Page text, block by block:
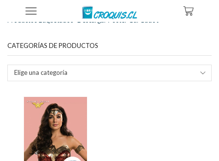
Tienda
Productos Etiquetados “descargar Poster Gal Gadot”
CATEGORÍAS DE PRODUCTOS
Elige una categoría